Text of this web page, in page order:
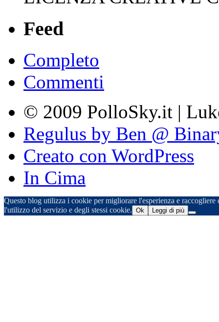
Feed
Completo
Commenti
© 2009 PolloSky.it |
Regulus by Ben @
Creato con WordPress
In Cima
Questo blog utilizza i cookie per migliorare l'esperienza e
l'utilizzo del servizio e degli stessi cookie. Ok Leggi di più